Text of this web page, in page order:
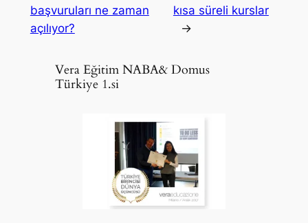
başvuruları ne zaman
açılıyor?
kısa süreli kurslar
→
Vera Eğitim NABA& Domus
Türkiye 1.si